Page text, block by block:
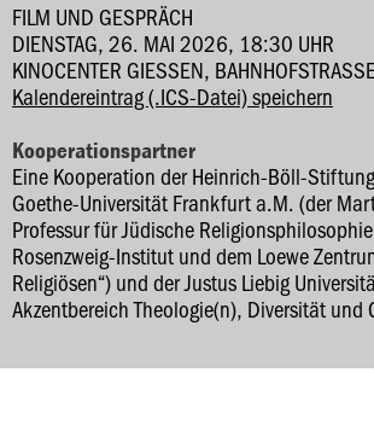
FILM UND GESPRÄCH
DIENSTAG, 26. MAI 2026, 18:30 UHR
KINOCENTER GIESSEN, BAHNHOFSTRASSE
Kalendereintrag (.ICS-Datei) speichern
Kooperationspartner
Eine Kooperation der Heinrich-Böll-
Goethe-Universität Frankfurt a.M. (der
Professur für Jüdische
Rosenzweig-Institut und dem Loewe
Religiösen“) und der Justus Liebig
Akzentbereich Theologie(n), Diversität und